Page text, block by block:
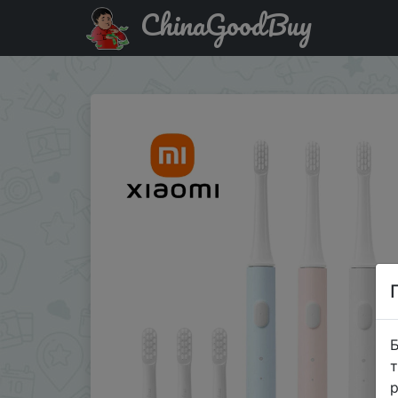
Придбати по знижці XIAOMI Mijia T100 Sonic Electric
ChinaGoodBuy